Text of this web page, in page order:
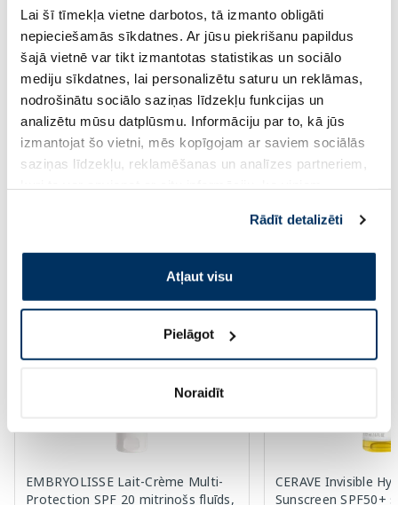
Lai šī tīmekļa vietne darbotos, tā izmanto obligāti
nepieciešamās sīkdatnes. Ar jūsu piekrišanu papildus
šajā vietnē var tikt izmantotas statistikas un sociālo
mediju sīkdatnes, lai personalizētu saturu un reklāmas,
nodrošinātu sociālo saziņas līdzekļu funkcijas un
analizētu mūsu datplūsmu. Informāciju par to, kā jūs
izmantojat šo vietni, mēs kopīgojam ar saviem sociālās
saziņas līdzekļu, reklamēšanas un analīzes partneriem,
pakalpojumus. Ja piekrītat šo papildu sīkdatņu
izmantošanai, lūdzu, atzīmējiet savu izvēli:
Rādīt detalizēti
Atļaut visu
Pielāgot
Noraidīt
2.58 € 3.69 €
Pirkt
Standarta cena: 3.69 €
4.89 € 6.99 €
Standarta cena: 6.99 €
Page 1 of 10
Saules aizsardzībai vasarā ☀️
EMBRYOLISSE Lait-Crème Multi-
Protection SPF 20 mitrinošs fluīds,
CERAVE Invisible
Sunscreen SPF50+